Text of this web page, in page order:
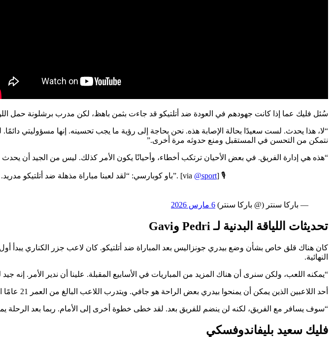
سُئل فليك عما إذا كانت جهودهم في العودة ضد أتلتيكو قد جاءت بثمن باهظ، لكن مدرب برشلونة حمل
“لا، هذا يحدث. لست سعيدًا بحالة الإصابة هذه. نحن بحاجة إلى رؤية ما يجب تحسينه. إنها مسؤوليتي
نتمكن من التحسن في المستقبل ومنع حدوثه مرة أخرى.”
“هذه هي إدارة الفريق. في بعض الأحيان ترتكب أخطاء، وأحيانًا يكون الأمر كذلك. ليس من الجيد أن
🚨 باو كوبارسي: “لقد لعبنا مباراة مذهلة ضد أتلتيكو مدريد. كنا على وشك الوصول إلى نهائي كأس الملك. ربما كان هذا الهدف في مباراة الذهاب سيساعدنا”. [via @sport] 🎙️
— باركا سنتر (@ باركا سنتر) 6 مارس 2026
تحديثات اللياقة البدنية لـ Pedri وGavi
النهائية.
“يمكنه اللعب، ولكن سنرى أن هناك المزيد من المباريات في الأسابيع المقبلة. علينا أن ندير الأمر. إنه
أحد اللاعبين الذين يمكن أن يمنحوا بيدري بعض الراحة هو جافي. ويتدرب اللاعب البالغ من العمر 21 عامًا الآن مع بقية الفريق، لكنه لم يعد بعد من الإصابة.
“سوف يسافر مع الفريق، لكنه لن ينضم للفريق بعد. لقد خطى خطوة أخرى إلى الأمام. ربما بعد الرحلة
فليك سعيد بليفاندوفسكي